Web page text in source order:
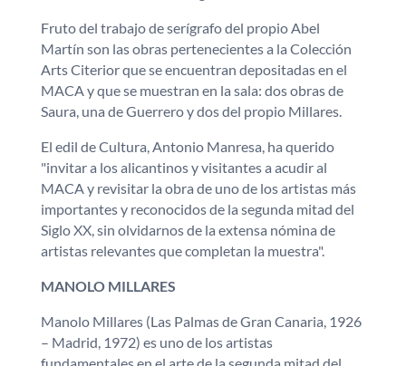
Fruto del trabajo de serígrafo del propio Abel
Martín son las obras pertenecientes a la Colección
Arts Citerior que se encuentran depositadas en el
MACA y que se muestran en la sala: dos obras de
Saura, una de Guerrero y dos del propio Millares.
El edil de Cultura, Antonio Manresa, ha querido
"invitar a los alicantinos y visitantes a acudir al
MACA y revisitar la obra de uno de los artistas más
importantes y reconocidos de la segunda mitad del
Siglo XX, sin olvidarnos de la extensa nómina de
artistas relevantes que completan la muestra".
MANOLO MILLARES
Manolo Millares (Las Palmas de Gran Canaria, 1926
– Madrid, 1972) es uno de los artistas